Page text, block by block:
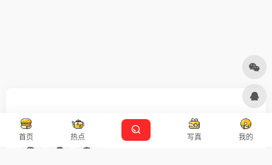
首页 热点 写真 我的
友链申请 免责声明 广告合作 设计师导航